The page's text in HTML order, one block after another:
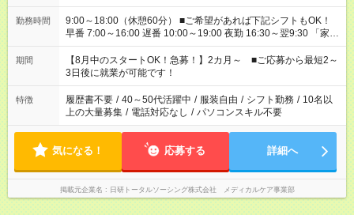
勤務時間
9:00～18:00（休憩60分） ■ご希望があれば下記シフトもOK！
早番 7:00～16:00 遅番 10:00～19:00 夜勤 16:30～翌9:30 「家族
と休みを合わせたい」 「余裕を持って夕飯の準備がしたい」
「できれば残業はしたくない」 など、ご希望を教えてください
ね。 ※Wワーク希望の方へ 今ご覧のお仕事で希望する勤務時間
と、もう1つのお仕事の勤務時間。 合計で週40時間を超える場
合は応募できません。
期間
【8月中のスタートOK！急募！】2カ月～ ■ご応募から最短2～
3日後に就業が可能です！
特徴 履歴書不要 / 40～50代活躍中 / 服装自由 / シフト勤務 / 10名以
上の大量募集 / 電話対応なし / パソコンスキル不要
気になる！ 応募する 詳細へ
掲載元企業名 日研トータルソーシング株式会社 メディカルケア事業部